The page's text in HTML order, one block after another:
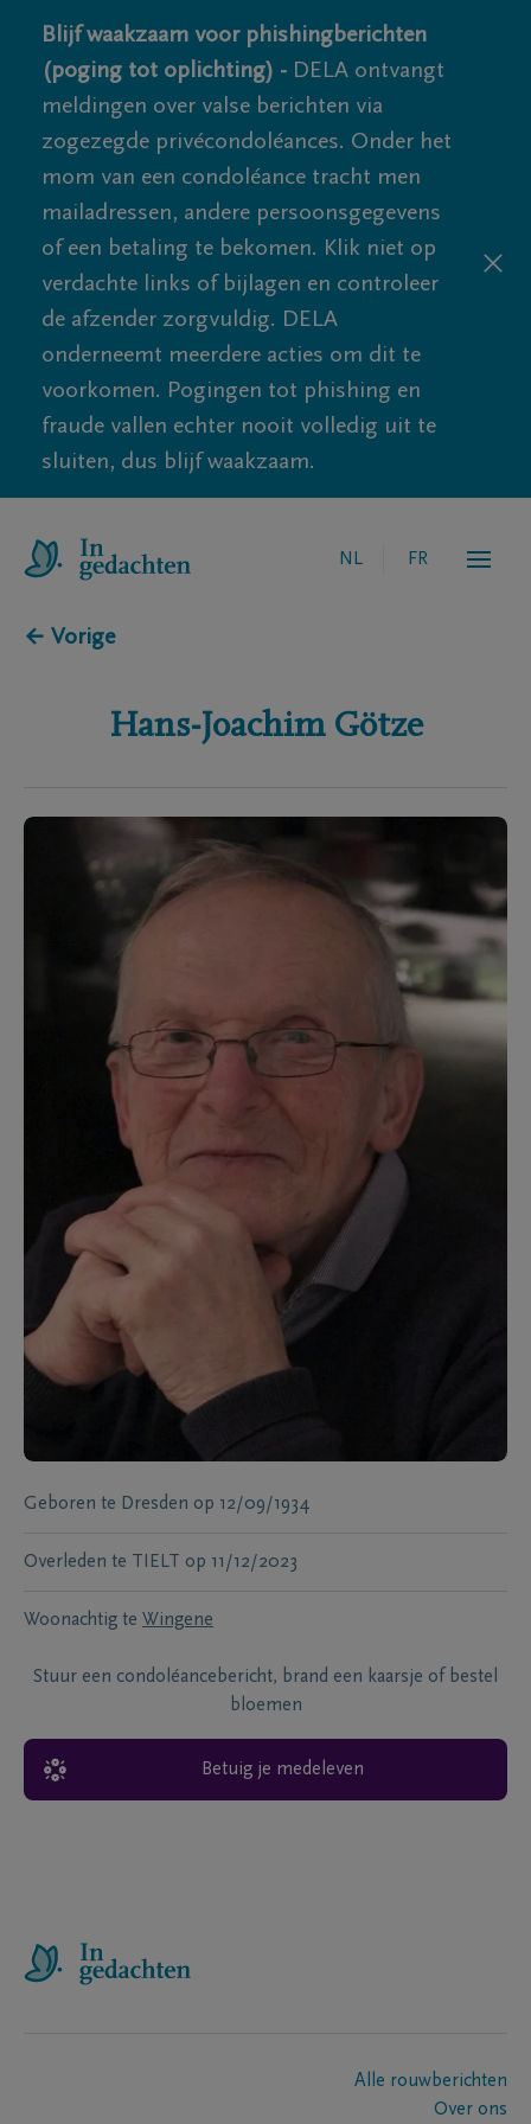
Blijf waakzaam voor phishingberichten
(poging tot oplichting) - DELA ontvangt
meldingen over valse berichten via
zogezegde privécondoléances. Onder het
mom van een condoléance tracht men
mailadressen, andere persoonsgegevens
of een betaling te bekomen. Klik niet op
verdachte links of bijlagen en controleer
de afzender zorgvuldig. DELA
onderneemt meerdere acties om dit te
voorkomen. Pogingen tot phishing en
fraude vallen echter nooit volledig uit te
sluiten, dus blijf waakzaam.
NL FR
← Vorige
Hans-Joachim Götze
Geboren te Dresden op 12/09/1934
Overleden te TIELT op 11/12/2023
Woonachtig te Wingene
Stuur een condoléancebericht, brand een kaarsje of bestel
bloemen
Betuig je medeleven
Alle rouwberichten
Over ons